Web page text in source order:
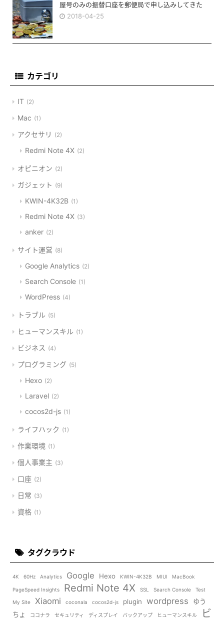
屋号のみの振替口座を郵便局で申し込みしてきた
2018-04-25
カテゴリ
IT 2
Mac 1
アクセサリ 2
Redmi Note 4X 2
オピニオン 2
ガジェット 9
KWIN-4K32B 1
Redmi Note 4X 3
anker 2
サイト運営 8
Google Analytics 2
Search Console 1
WordPress 4
トラブル 5
ヒューマンスキル 1
ビジネス 4
プログラミング 5
Hexo 2
Laravel 2
cocos2d-js 1
ライフハック 1
作業環境 1
個人事業主 3
口座 2
日常 3
資格 1
タグクラウド
4K 60Hz Analytics Google Hexo KWIN-4K32B MIUI MacBook
PageSpeed Insights Redmi Note 4X SSL Search Console Test
My Site Xiaomi coconala cocos2d-js plugin wordpress
ゆう
ちょ
ココナラ セキュリティ ディスプレイ バックアップ ヒューマンスキル ビ